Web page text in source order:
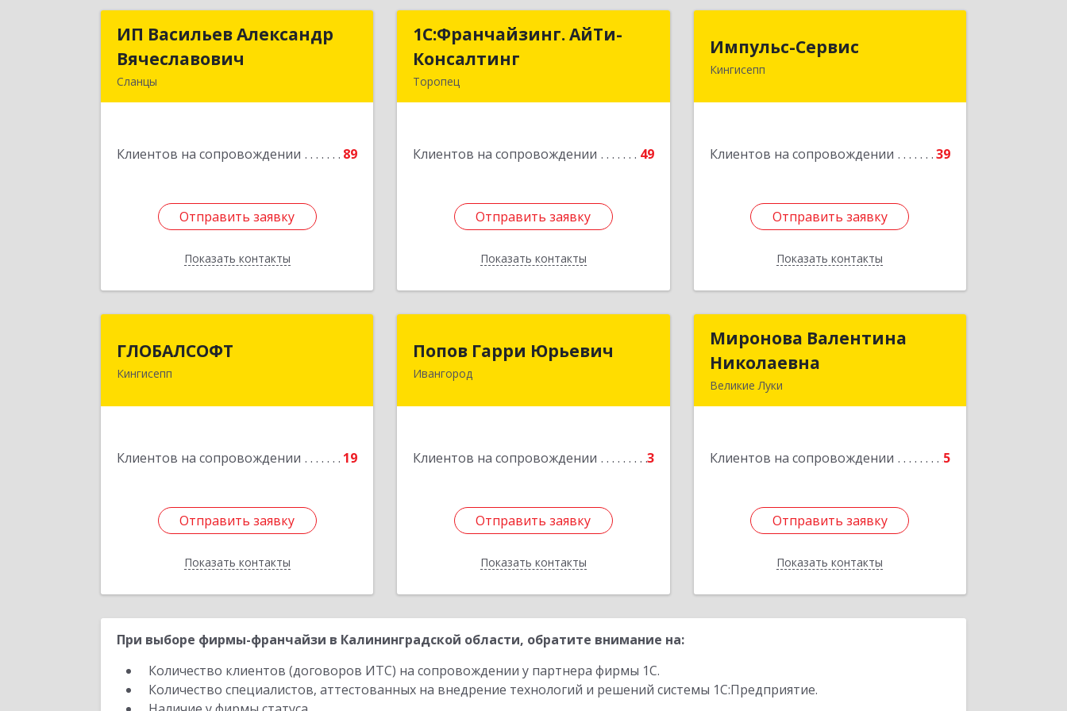
ИП Васильев Александр
Вячеславович
Сланцы
Клиентов на сопровождении 89
Отправить заявку
Показать контакты
ИП Васильев Александр
Вячеславович
Подробнее
Отправить заявку
Назад
1С:Франчайзинг. АйТи-
Консалтинг
Торопец
Клиентов на сопровождении 49
Отправить заявку
Показать контакты
1С:Франчайзинг. АйТи-
Подробнее
Отправить заявку
Назад
Импульс-Сервис
Кингисепп
Клиентов на сопровождении 39
Отправить заявку
Показать контакты
Подробнее
Отправить заявку
Назад
ГЛОБАЛСОФТ
Кингисепп
Клиентов на сопровождении 19
Отправить заявку
Показать контакты
Подробнее
Отправить заявку
Назад
Попов Гарри Юрьевич
Ивангород
Клиентов на сопровождении 3
Отправить заявку
Показать контакты
Отправить заявку
Назад
Миронова Валентина
Николаевна
Великие Луки
Клиентов на сопровождении 5
Отправить заявку
Показать контакты
Миронова Валентина
Отправить заявку
Назад
При выборе фирмы-франчайзи в Калининградской области, обратите внимание на:
Количество клиентов (договоров ИТС) на сопровождении у партнера фирмы 1С.
Количество специалистов, аттестованных на внедрение технологий и решений системы 1С:Предприятие.